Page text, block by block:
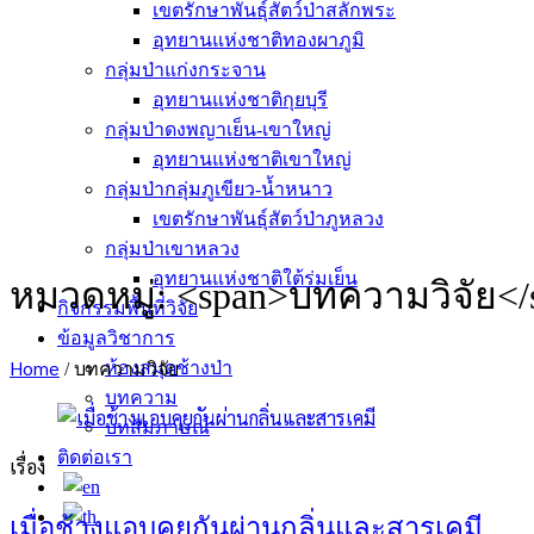
เขตรักษาพันธุ์สัตว์ป่าสลักพระ
อุทยานแห่งชาติทองผาภูมิ
กลุ่มป่าแก่งกระจาน
อุทยานแห่งชาติกุยบุรี
กลุ่มป่าดงพญาเย็น-เขาใหญ่
อุทยานแห่งชาติเขาใหญ่
กลุ่มป่ากลุ่มภูเขียว-น้ำหนาว
เขตรักษาพันธุ์สัตว์ป่าภูหลวง
กลุ่มป่าเขาหลวง
อุทยานแห่งชาติใต้ร่มเย็น
กิจกรรมพื้นที่วิจัย
ข้อมูลวิชาการ
ห้องสมุดช้างป่า
บทความ
บทสัมภาษณ์
ติดต่อเรา
หมวดหมู่: <span>บทความวิจัย</
Home /บทความวิจัย
เรื่อง
เมื่อช้างแอบคุยกันผ่านกลิ่นและสารเคมี